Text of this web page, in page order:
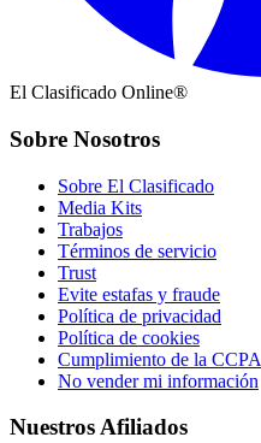
El Clasificado Online®
Sobre Nosotros
Sobre El Clasificado
Media Kits
Trabajos
Términos de servicio
Trust
Evite estafas y fraude
Política de privacidad
Política de cookies
Cumplimiento de la CCPA
No vender mi información
Nuestros Afiliados